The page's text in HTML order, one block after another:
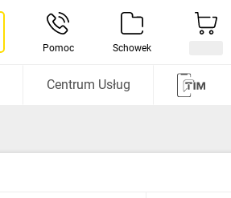
Pomoc Schowek
Centrum Usług